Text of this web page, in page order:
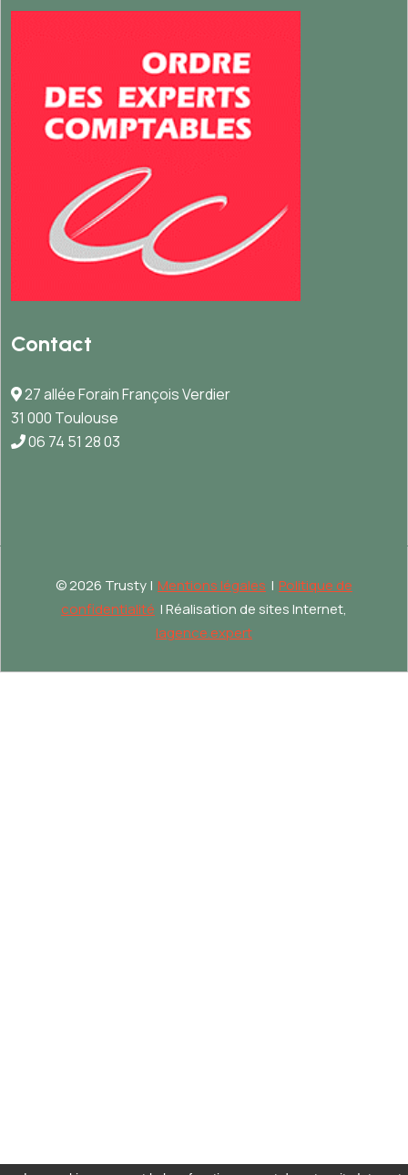
Contact
27 allée Forain François Verdier
31 000 Toulouse
06 74 51 28 03
©2026 Trusty | Mentions légales | Politique de
confidentialité | Réalisation de sites Internet,
lagence.expert